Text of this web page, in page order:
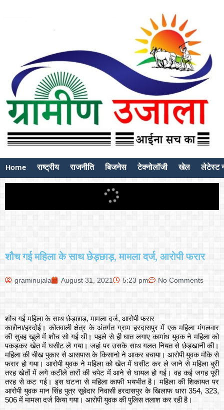
Home राष्ट्रीय राजनीति बिजनेस टेक्नोलॉजी खेल लेटेस्ट
शौच गई महिला के साथ छेड़छाड़, मामला दर्ज, आरोपी फरार
graminujala August 31, 2021 5:23 pm No Comments
शौच गई महिला के साथ छेड़छाड़, मामला दर्ज, आरोपी फरार
कछौना/हरदोई। कोतवाली क्षेत्र के अंतर्गत ग्राम हरदासपुर में एक महिला मंगलवार
की सुबह खुले में शौच सो गई थी। पहले से ही घात लगाए कामांध युवक ने महिला को
पकड़कर खेत में घसीट ले गया। जहां पर उसके साथ गलत नियत से छेड़खानी की।
महिला की चीख पुकार से आसपास के किसानो ने आकर बचाया। आरोपी युवक मौके से
फरार हो गया। आरोपी युवक ने महिला को खेत में घसीट कर ले जाने से महिला बुरी
तरह खेतों में लगे कटीले तारों की चपेट में आने से घायल हो गई। वह कई जगह पूरी
तरह से कट गई। इस घटना से महिला काफी भयभीत है। महिला की शिकायत पर
आरोपी युवक मान सिंह पुत्र सूबेदार निवासी हरदासपुर के खिलाफ धारा 354, 323,
506 में मामला दर्ज किया गया। आरोपी युवक की पुलिस तलाश कर रही है।